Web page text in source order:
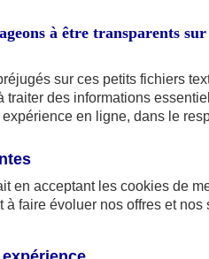
à être transparents
sur ces petits fichiers
traiter des informations
en ligne, dans le
en acceptant les cookies de
faire évoluer nos offres et nos